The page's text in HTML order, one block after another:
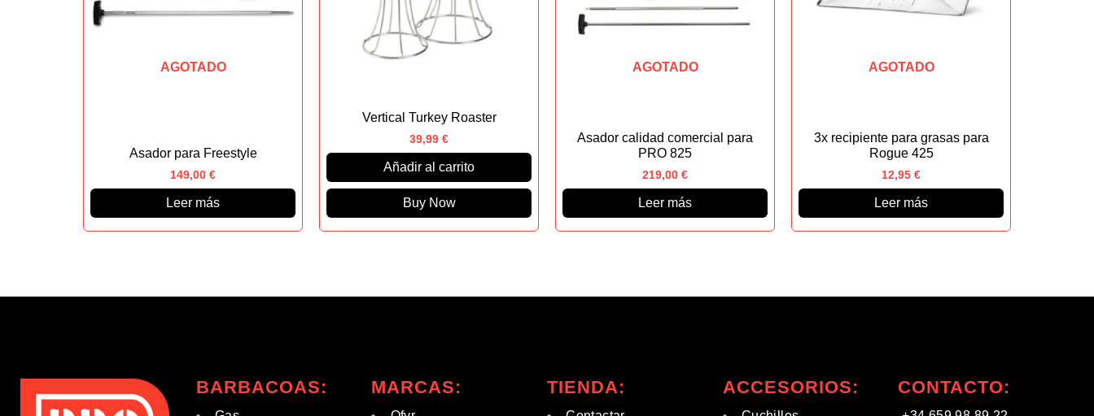
AGOTADO
Asador para Freestyle
149,00 €
Leer más
Vertical Turkey Roaster
39,99 €
Añadir al carrito
Buy Now
AGOTADO
Asador calidad comercial para
PRO 825
219,00 €
Leer más
AGOTADO
3x recipiente para grasas para
Rogue 425
12,95 €
Leer más
BARBACOAS: MARCAS: TIENDA: ACCESORIOS: CONTACTO: